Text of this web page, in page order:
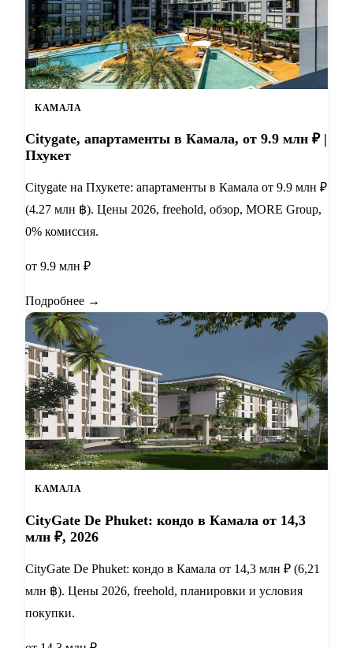
КАМАЛА
Citygate, апартаменты в Камала, от 9.9 млн ₽ |
Пхукет
Citygate на Пхукете: апартаменты в Камала от 9.9 млн ₽
(4.27 млн ฿). Цены 2026, freehold, обзор, MORE Group,
0% комиссия.
от 9.9 млн ₽
Подробнее →
КАМАЛА
CityGate De Phuket: кондо в Камала от 14,3
млн ₽, 2026
CityGate De Phuket: кондо в Камала от 14,3 млн ₽ (6,21
млн ฿). Цены 2026, freehold, планировки и условия
покупки.